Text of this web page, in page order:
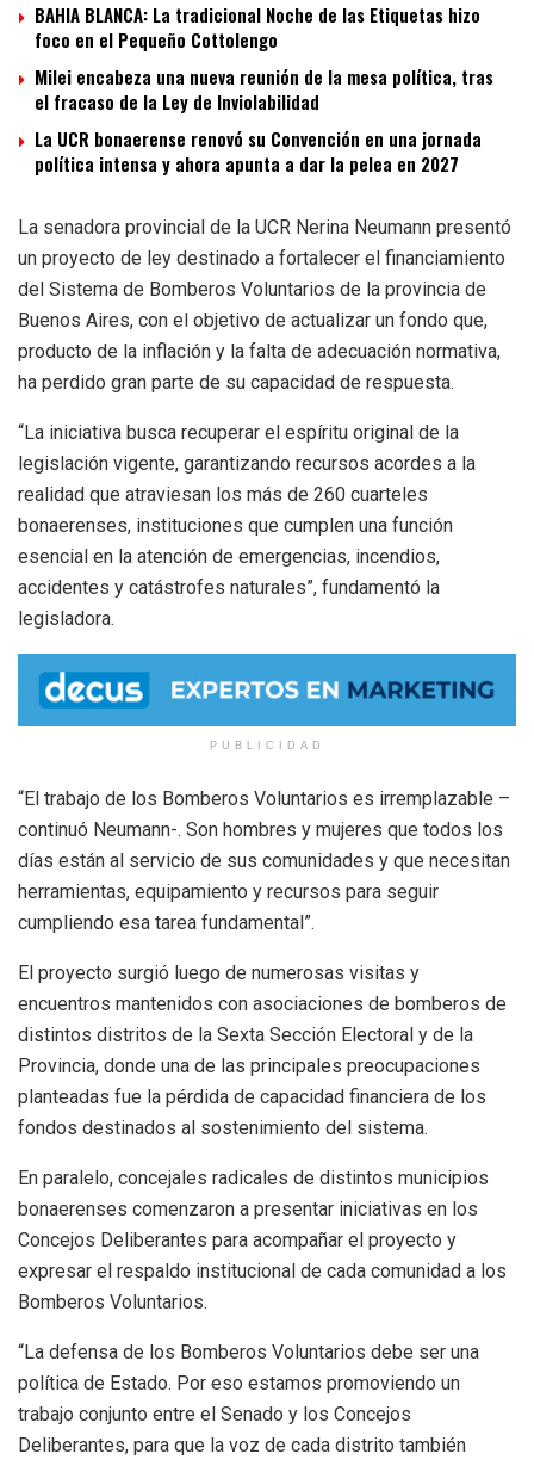
BAHIA BLANCA: La tradicional Noche de las Etiquetas hizo
foco en el Pequeño Cottolengo
Milei encabeza una nueva reunión de la mesa política, tras
el fracaso de la Ley de Inviolabilidad
La UCR bonaerense renovó su Convención en una jornada
política intensa y ahora apunta a dar la pelea en 2027
La senadora provincial de la UCR Nerina Neumann presentó
un proyecto de ley destinado a fortalecer el financiamiento
del Sistema de Bomberos Voluntarios de la provincia de
Buenos Aires, con el objetivo de actualizar un fondo que,
producto de la inflación y la falta de adecuación normativa,
ha perdido gran parte de su capacidad de respuesta.
“La iniciativa busca recuperar el espíritu original de la
legislación vigente, garantizando recursos acordes a la
realidad que atraviesan los más de 260 cuarteles
bonaerenses, instituciones que cumplen una función
esencial en la atención de emergencias, incendios,
accidentes y catástrofes naturales”, fundamentó la
legisladora.
PUBLICIDAD
“El trabajo de los Bomberos Voluntarios es irremplazable –
continuó Neumann-. Son hombres y mujeres que todos los
días están al servicio de sus comunidades y que necesitan
herramientas, equipamiento y recursos para seguir
cumpliendo esa tarea fundamental”.
El proyecto surgió luego de numerosas visitas y
encuentros mantenidos con asociaciones de bomberos de
distintos distritos de la Sexta Sección Electoral y de la
Provincia, donde una de las principales preocupaciones
planteadas fue la pérdida de capacidad financiera de los
fondos destinados al sostenimiento del sistema.
En paralelo, concejales radicales de distintos municipios
bonaerenses comenzaron a presentar iniciativas en los
Concejos Deliberantes para acompañar el proyecto y
expresar el respaldo institucional de cada comunidad a los
Bomberos Voluntarios.
“La defensa de los Bomberos Voluntarios debe ser una
política de Estado. Por eso estamos promoviendo un
trabajo conjunto entre el Senado y los Concejos
Deliberantes, para que la voz de cada distrito también